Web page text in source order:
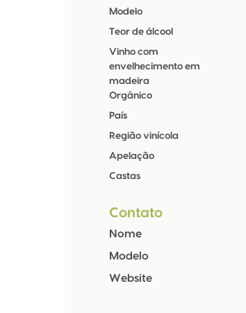
Modelo
Teor de álcool
Vinho com
envelhecimento em
madeira
Orgânico
País
Região vinícola
Apelação
Castas
Contato
Nome
Modelo
Website